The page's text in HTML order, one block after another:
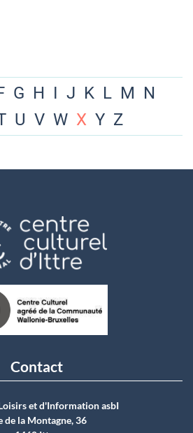
G H I J K L M N
U V W X Y Z
Contact
et d'Information asbI
de la Montagne, 36